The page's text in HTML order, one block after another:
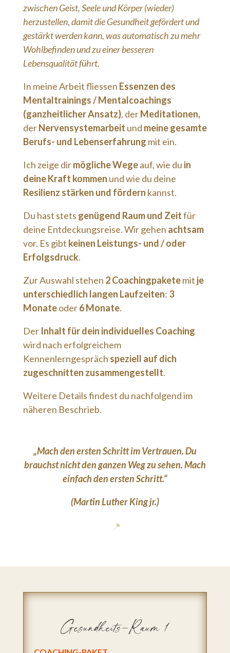
zwischen Geist, Seele und Körper (wieder)
herzustellen, damit die Gesundheit gefördert und
gestärkt werden kann, was automatisch zu mehr
Wohlbefinden und zu einer besseren
Lebensqualität führt.
In meine Arbeit fliessen Essenzen des
Mentaltrainings / Mentalcoachings
(ganzheitlicher Ansatz), derMeditationen,
derNervensystemarbeit und meine gesamte
Berufs- und Lebenserfahrung mit ein.
Ich zeige dirmögliche Wegeauf, wie du in
deine Kraft kommen und wie du deine
Resilienz stärken und fördern kannst.
Du hast stets genügend Raum und Zeitfür
deine Entdeckungsreise. Wir gehen achtsam
vor. Es gibt keinen Leistungs- und / oder
Erfolgsdruck.
Zur Auswahl stehen 2 Coachingpaketemit je
unterschiedlich langen Laufzeiten: 3
Monateoder6 Monate.
Der Inhalt für dein individuelles Coaching
wird nach erfolgreichem
Kennenlerngespräch speziell auf dich
zugeschnitten zusammengestellt.
Weitere Details findest du nachfolgend im
näheren Beschrieb.
„Mach den ersten Schritt im Vertrauen.Du
brauchst nicht den ganzen Weg zu sehen.Mach
einfach den ersten Schritt.“
(Martin Luther King jr.)
Gesundheits-Raum 1